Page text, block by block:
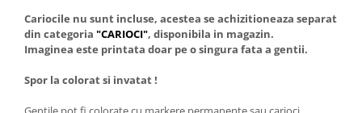
Cariocile nu sunt incluse, acestea se achizitioneaza separat
din categoria "CARIOCI", disponibila in magazin.
Imaginea este printata doar pe o singura fata a gentii.
Spor la colorat si invatat !